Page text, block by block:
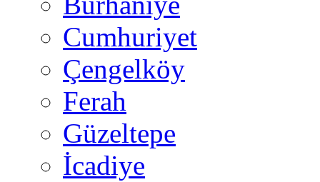
Cumhuriyet
Çengelköy
Ferah
Güzeltepe
İcadiye